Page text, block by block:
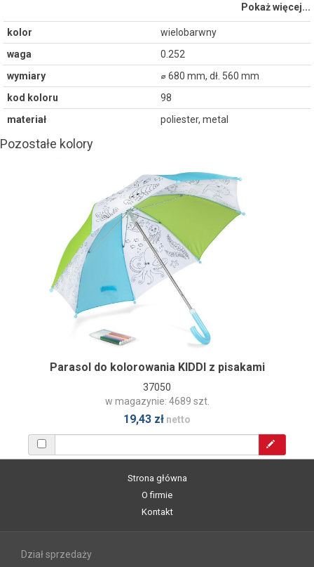
Pokaż więcej...
kolor
wielobarwny
waga
0.252
wymiary
⌀ 680 mm, dł. 560 mm
kod koloru
98
materiał
poliester, metal
Pozostałe kolory
Parasol do kolorowania KIDDI z pisakami
37050
w magazynie: 4689 szt.
19,43 zł netto
Strona główna
O firmie
Kontakt
Dział sprzedaży